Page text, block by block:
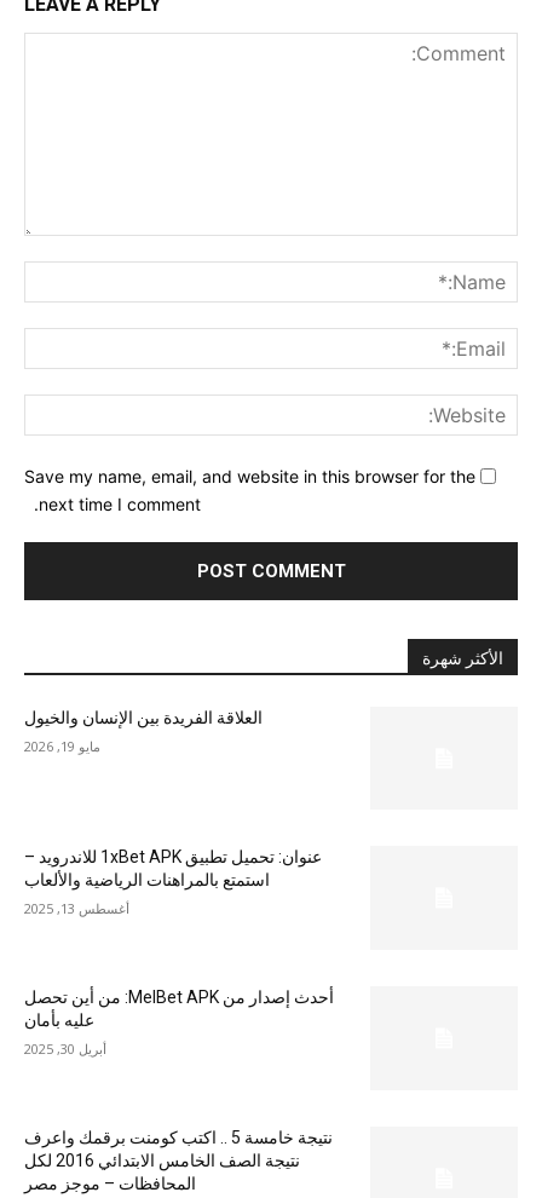
LEAVE A REPLY
Save my name, email, and website in this browser for the
next time I comment.
الأكثر شهرة
العلاقة الفريدة بين الإنسان والخيول
مايو 19, 2026
عنوان: تحميل تطبيق 1xBet APK للاندرويد –
استمتع بالمراهنات الرياضية والألعاب
أغسطس 13, 2025
أحدث إصدار من MelBet APK: من أين تحصل
عليه بأمان
أبريل 30, 2025
نتيجة خامسة 5 .. اكتب كومنت برقمك واعرف
نتيجة الصف الخامس الابتدائي 2016 لكل
المحافظات – موجز مصر